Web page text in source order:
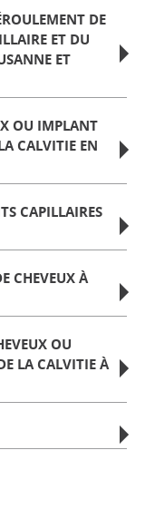
DE
ET DU
ET
OU IMPLANT
CALVITIE EN
CAPILLAIRES
CHEVEUX À
OU
LA CALVITIE À